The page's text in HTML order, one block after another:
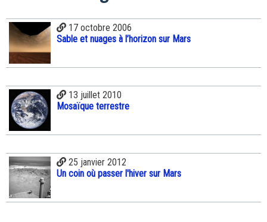
17 octobre 2006
Sable et nuages à l’horizon sur Mars
13 juillet 2010
Mosaïque terrestre
25 janvier 2012
Un coin où passer l'hiver sur Mars